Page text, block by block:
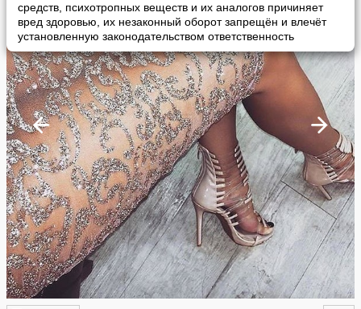
средств, психотропных веществ и их аналогов причиняет
вред здоровью, их незаконный оборот запрещён и влечёт
установленную законодательством ответственность